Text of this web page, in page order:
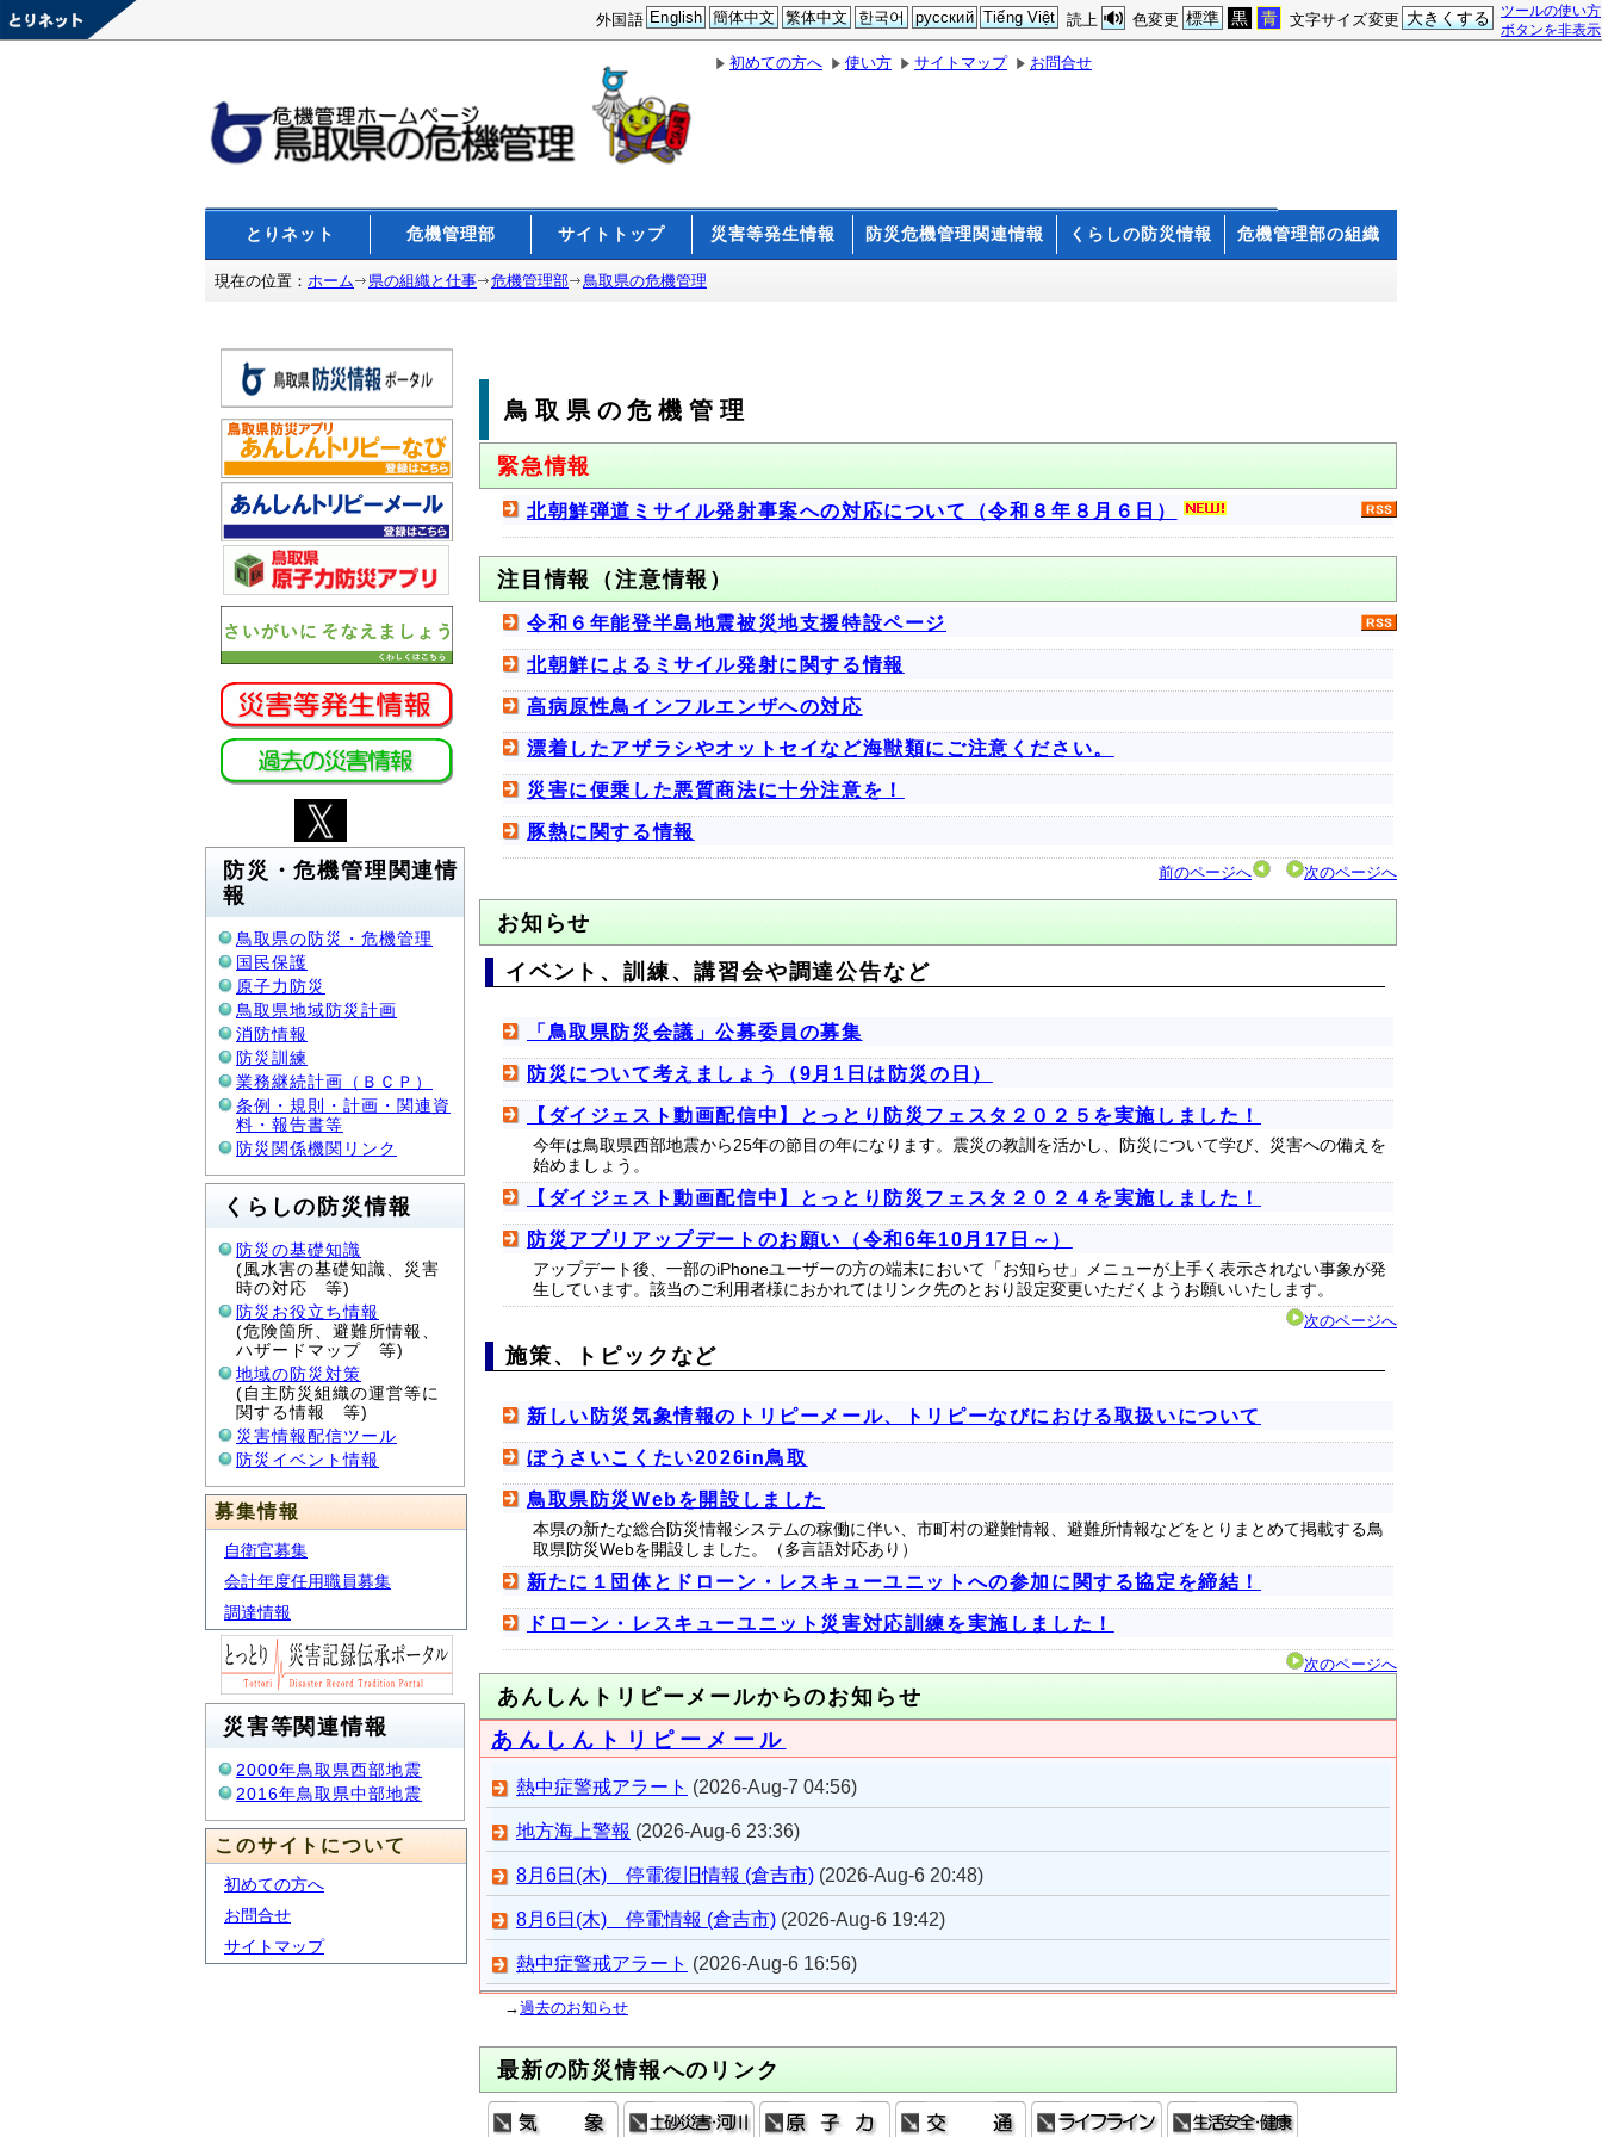
ツールの使い方
ボタンを非表示
文字サイズ変更 大きくする
色変更 標準 黒 青
読上
外国語 English 簡体中文 繁体中文 한국어 русский Tiếng Việt
初めての方へ 使い方 サイトマップ お問合せ
とりネット 危機管理部 サイトトップ 災害等発生情報 防災危機管理関連情報 くらしの防災情報 危機管理部の組織
現在の位置： ホーム 県の組織と仕事 危機管理部 鳥取県の危機管理
防災・危機管理関連情
報
鳥取県の防災・危機管理
国民保護
原子力防災
鳥取県地域防災計画
消防情報
防災訓練
業務継続計画（ＢＣＰ）
条例・規則・計画・関連資
料・報告書等
防災関係機関リンク
くらしの防災情報
防災の基礎知識
(風水害の基礎知識、災害
時の対応 等)
防災お役立ち情報
(危険箇所、避難所情報、
ハザードマップ 等)
地域の防災対策
(自主防災組織の運営等に
関する情報 等)
災害情報配信ツール
防災イベント情報
募集情報
自衛官募集
会計年度任用職員募集
調達情報
災害等関連情報
2000年鳥取県西部地震
2016年鳥取県中部地震
このサイトについて
初めての方へ
お問合せ
サイトマップ
鳥取県の危機管理
緊急情報
北朝鮮弾道ミサイル発射事案への対応について（令和８年８月６日）
注目情報（注意情報）
令和６年能登半島地震被災地支援特設ページ
北朝鮮によるミサイル発射に関する情報
高病原性鳥インフルエンザへの対応
漂着したアザラシやオットセイなど海獣類にご注意ください。
災害に便乗した悪質商法に十分注意を！
豚熱に関する情報
前のページへ 次のページへ
お知らせ
イベント、訓練、講習会や調達公告など
「鳥取県防災会議」公募委員の募集
防災について考えましょう（9月1日は防災の日）
【ダイジェスト動画配信中】とっとり防災フェスタ２０２５を実施しました！
今年は鳥取県西部地震から25年の節目の年になります。震災の教訓を活かし、防災について学び、災害への備えを
始めましょう。
【ダイジェスト動画配信中】とっとり防災フェスタ２０２４を実施しました！
防災アプリアップデートのお願い（令和6年10月17日～）
アップデート後、一部のiPhoneユーザーの方の端末において「お知らせ」メニューが上手く表示されない事象が発
生しています。該当のご利用者様におかれてはリンク先のとおり設定変更いただくようお願いいたします。
次のページへ
施策、トピックなど
新しい防災気象情報のトリピーメール、トリピーなびにおける取扱いについて
ぼうさいこくたい2026in鳥取
鳥取県防災Webを開設しました
本県の新たな総合防災情報システムの稼働に伴い、市町村の避難情報、避難所情報などをとりまとめて掲載する鳥
取県防災Webを開設しました。（多言語対応あり）
新たに１団体とドローン・レスキューユニットへの参加に関する協定を締結！
ドローン・レスキューユニット災害対応訓練を実施しました！
次のページへ
あんしんトリピーメールからのお知らせ
あんしんトリピーメール
熱中症警戒アラート (2026-Aug-7 04:56)
地方海上警報 (2026-Aug-6 23:36)
8月6日(木) 停電復旧情報 (倉吉市) (2026-Aug-6 20:48)
8月6日(木) 停電情報 (倉吉市) (2026-Aug-6 19:42)
熱中症警戒アラート (2026-Aug-6 16:56)
→過去のお知らせ
最新の防災情報へのリンク